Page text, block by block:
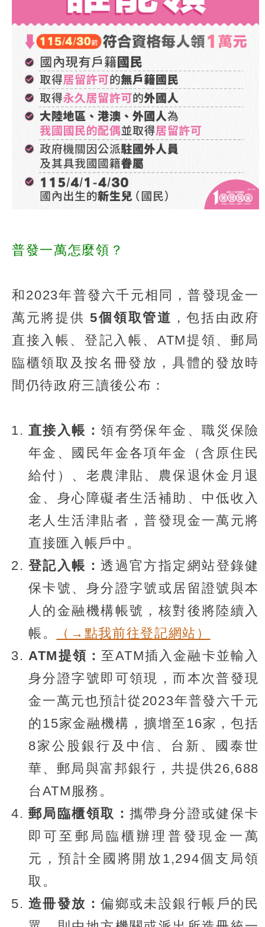
普發一萬怎麼領？
和2023年普發六千元相同，普發現金一
萬元將提供5個領取管道 ，包括由政府
直接入帳、登記入帳、ATM提領、郵局
臨櫃領取及按名冊發放，具體的發放時
間仍待政府三讀後公布：
直接入帳：領有勞保年金、職災保險
年金、國民年金各項年金（含原住民
給付）、老農津貼、農保退休金月退
金、身心障礙者生活補助、中低收入
老人生活津貼者，普發現金一萬元將
直接匯入帳戶中。
登記入帳：透過官方指定網站登錄健
保卡號、身分證字號或居留證號與本
人的金融機構帳號，核對後將陸續入
帳。
（→點我前往登記網站）
ATM提領： 至ATM插入金融卡並輸入
身分證字號即可領現，而本次普發現
金一萬元也預計從2023年普發六千元
的15家金融機構，擴增至16家，包括
8家公股銀行及中信、台新、國泰世
華、郵局與富邦銀行，共提供26,688
台ATM服務。
郵局臨櫃領取： 攜帶身分證或健保卡
即可至郵局臨櫃辦理普發現金一萬
元，預計全國將開放1,294個支局領
取。
造冊發放：偏鄉或未設銀行帳戶的民